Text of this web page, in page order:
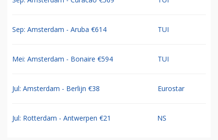
Sep: Amsterdam - Aruba €614 TUI
Mei: Amsterdam - Bonaire €594 TUI
Jul: Amsterdam - Berlijn €38 Eurostar
Jul: Rotterdam - Antwerpen €21 NS